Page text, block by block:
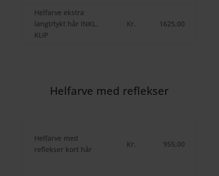
Helfarve ekstra
langt/tykt hår INKL.
KLIP
Kr. 1625,00
Helfarve med reflekser
Helfarve med
reflekser kort hår
Kr. 955,00